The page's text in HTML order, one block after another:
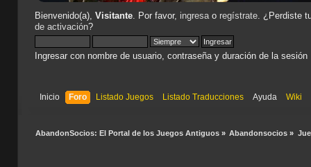
Bienvenido(a), Visitante. Por favor, ingresao regístrate. ¿Perdiste
de activación?
Ingresar con nombre de usuario, contraseña y duración de la sesión
Inicio Foro Listado Juegos Listado Traducciones Ayuda Wiki
AbandonSocios: El Portal de los Juegos Antiguos» Abandonsocios »